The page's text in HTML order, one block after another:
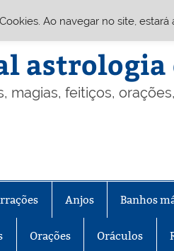
astrologia
magias, feitiços,
Anjos Banhos
Orações Oráculos
Ao navegar no site, estará